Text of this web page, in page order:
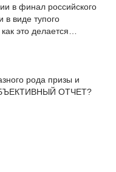
в финал российского
в виде тупого
это делается…
рода призы и
ОТЧЕТ?